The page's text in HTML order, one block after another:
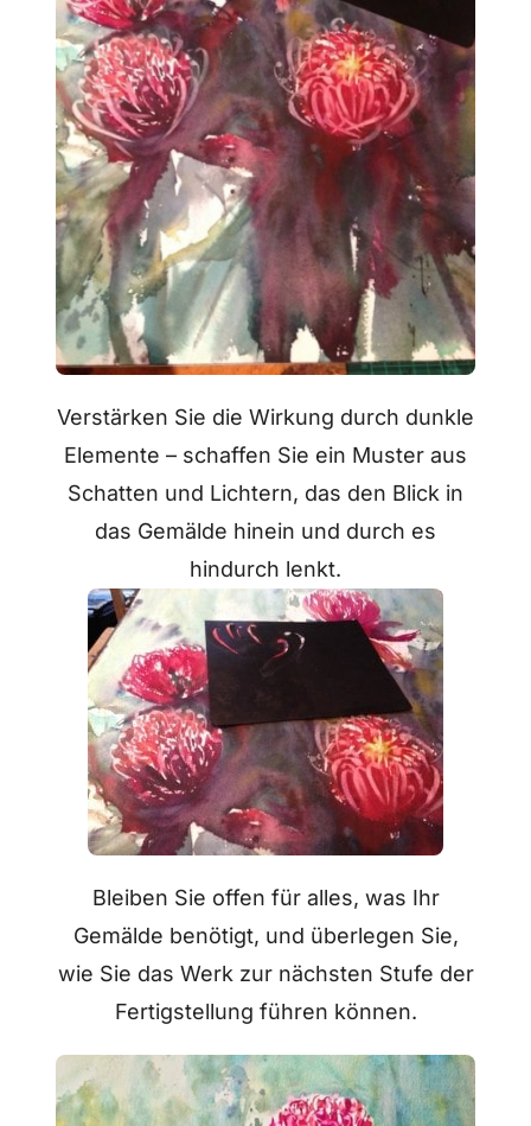
Verstärken Sie die Wirkung durch dunkle
Elemente – schaffen Sie ein Muster aus
Schatten und Lichtern, das den Blick in
das Gemälde hinein und durch es
hindurch lenkt.
Bleiben Sie offen für alles, was Ihr
Gemälde benötigt, und überlegen Sie,
wie Sie das Werk zur nächsten Stufe der
Fertigstellung führen können.